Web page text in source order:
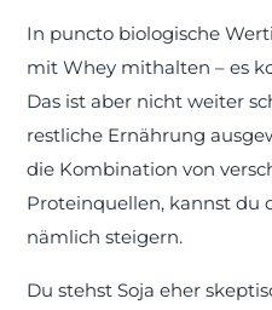
In puncto biologische
mit Whey mithalten – es
Das ist aber nicht weiter
restliche Ernährung
die Kombination von
Proteinquellen, kannst du
nämlich steigern.
Du stehst Soja eher